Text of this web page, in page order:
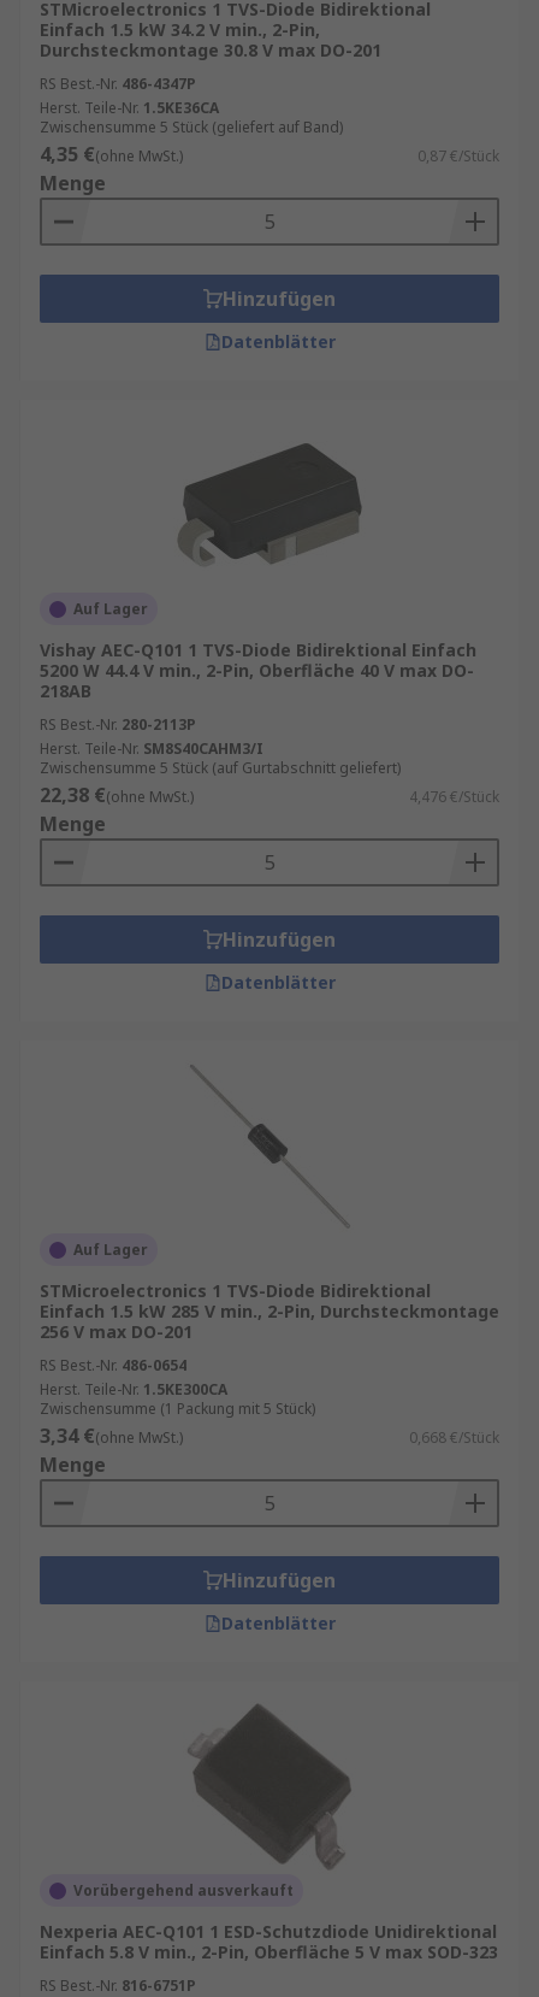
STMicroelectronics 1 TVS-Diode Bidirektional
Einfach 1.5 kW 34.2 V min., 2-Pin,
Durchsteckmontage 30.8 V max DO-201
RS Best.-Nr. 486-4347P
Herst. Teile-Nr. 1.5KE36CA
Zwischensumme 5 Stück (geliefert auf Band)
4,35 €(ohne MwSt.) 0,87 €/Stück
Menge
Hinzufügen
Datenblätter
Auf Lager
Vishay AEC-Q101 1 TVS-Diode Bidirektional Einfach
5200 W 44.4 V min., 2-Pin, Oberfläche 40 V max DO-
218AB
RS Best.-Nr. 280-2113P
Herst. Teile-Nr. SM8S40CAHM3/I
Zwischensumme 5 Stück (auf Gurtabschnitt geliefert)
22,38 €(ohne MwSt.) 4,476 €/Stück
Menge
Hinzufügen
Datenblätter
Auf Lager
STMicroelectronics 1 TVS-Diode Bidirektional
Einfach 1.5 kW 285 V min., 2-Pin, Durchsteckmontage
256 V max DO-201
RS Best.-Nr. 486-0654
Herst. Teile-Nr. 1.5KE300CA
Zwischensumme (1 Packung mit 5 Stück)
3,34 €(ohne MwSt.) 0,668 €/Stück
Menge
Hinzufügen
Datenblätter
Vorübergehend ausverkauft
Nexperia AEC-Q101 1 ESD-Schutzdiode Unidirektional
Einfach 5.8 V min., 2-Pin, Oberfläche 5 V max SOD-323
RS Best.-Nr. 816-6751P